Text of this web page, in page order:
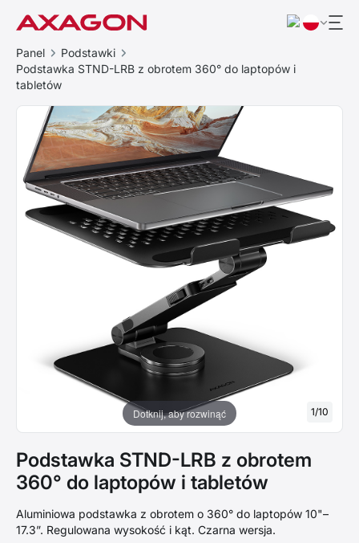
Panel
Podstawki
Podstawka STND-LRB z obrotem 360° do laptopów i
tabletów
Dotknij, aby rozwinąć 1/10
Podstawka STND-LRB z obrotem
360° do laptopów i tabletów
Aluminiowa podstawka z obrotem o 360° do laptopów 10"–
17.3”. Regulowana wysokość i kąt. Czarna wersja.